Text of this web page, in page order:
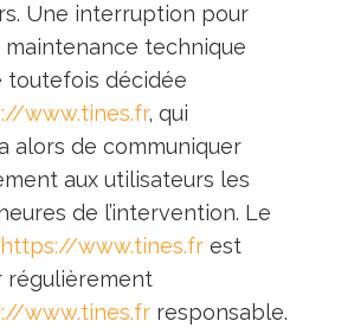
Une interruption pour
maintenance technique
toutefois décidée
www.tines.fr, qui
alors de communiquer
aux utilisateurs les
de l’intervention. Le
https://www.tines.fr est
régulièrement
www.tines.fr responsable.